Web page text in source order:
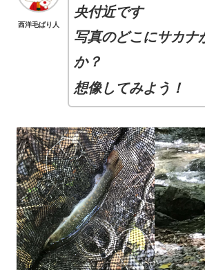
西洋毛ばり人
央付近です
写真のどこにサカナ
か？
想像してみよう！